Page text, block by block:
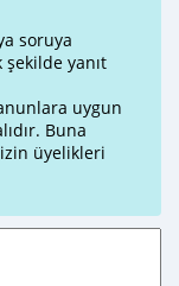
soruya
yanıt
uygun
Buna
üyelikleri